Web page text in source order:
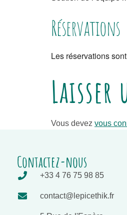
Réservations
Les réservations
Vous devez vous
Contactez-nous
+33 4 76 75 98 85
contact@lepicethik.fr